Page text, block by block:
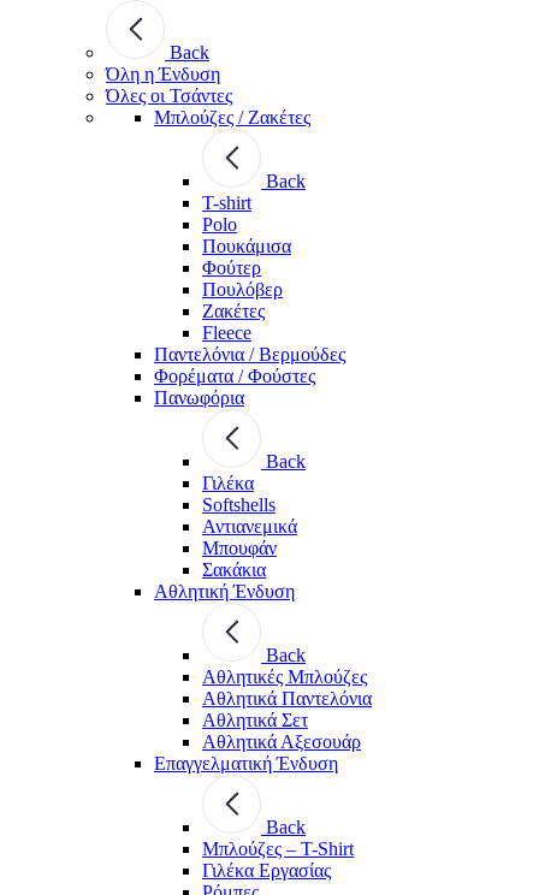
Back
Όλη η Ένδυση
Όλες οι Τσάντες
Μπλούζες / Ζακέτες
Back
T-shirt
Polo
Πουκάμισα
Φούτερ
Πουλόβερ
Ζακέτες
Fleece
Παντελόνια / Βερμούδες
Φορέματα / Φούστες
Πανωφόρια
Back
Γιλέκα
Softshells
Αντιανεμικά
Μπουφάν
Σακάκια
Αθλητική Ένδυση
Back
Aθλητικές Μπλούζες
Αθλητικά Παντελόνια
Αθλητικά Σετ
Αθλητικά Αξεσουάρ
Επαγγελματική Ένδυση
Back
Μπλούζες – T-Shirt
Γιλέκα Εργασίας